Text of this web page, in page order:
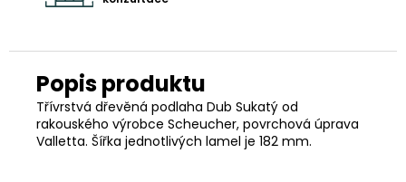
Třívrstvá dřevěná podlaha Dub Sukatý od
rakouského výrobce Scheucher, povrchová úprava
Valletta. Šířka jednotlivých lamel je 182 mm.